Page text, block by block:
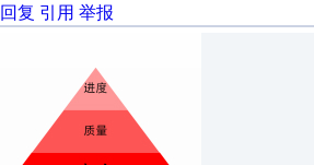
回复 引用 举报